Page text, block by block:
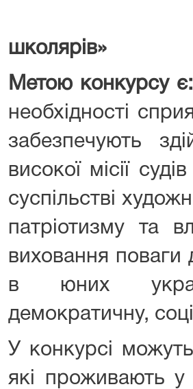
школярів»
Метою конкурсу є:
необхідності
забезпечують
високої місії
суспільстві
патріотизму та
виховання поваги
в юних
демократичну,
У конкурсі
які проживають у